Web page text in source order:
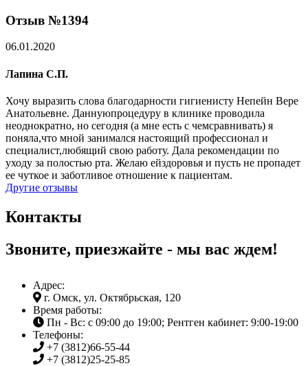
Отзыв №1394
06.01.2020
Лапина С.П.
Хочу выразить слова благодарности гигиенисту Непейн Вере
Анатольевне. Даннуюпроцедуру в клинике проводила
неоднократно, но сегодня (а мне есть с чемсравнивать) я
поняла,что мной занимался настоящий профессионал и
специалист,любящий свою работу. Дала рекомендации по
уходу за полостью рта. Желаю ейздоровья и пусть не пропадет
ее чуткое и заботливое отношение к пациентам.
Другие отзывы
Контакты
Звоните, приезжайте - мы вас ждем!
Адрес:
г. Омск, ул. Октябрьская, 120
Время работы:
Пн - Вс: с 09:00 до 19:00; Рентген кабинет: 9:00-19:00
Телефоны:
+7 (3812)66-55-44
+7 (3812)25-25-85